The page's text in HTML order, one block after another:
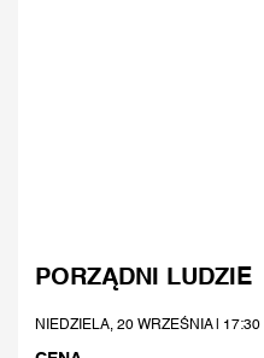
PORZĄDNI LUDZIE
NIEDZIELA, 20 WRZEŚNIA | 17:30